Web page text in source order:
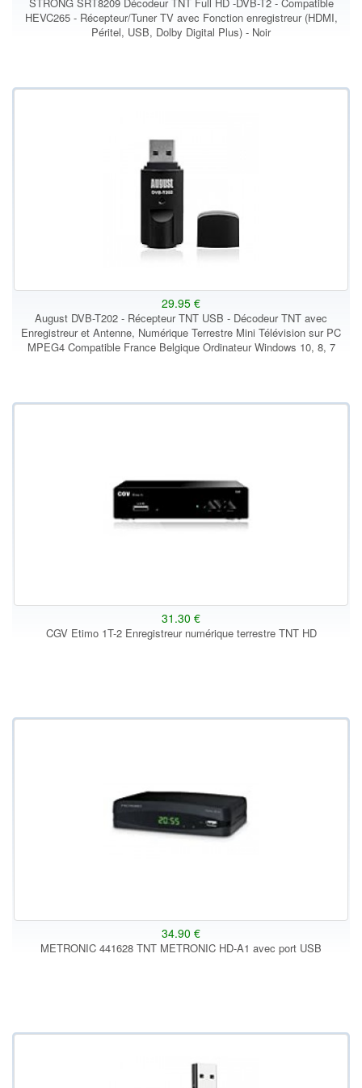
HEVC265 - Récepteur/Tuner TV avec Fonction enregistreur (HDMI,
Péritel, USB, Dolby Digital Plus) - Noir
29.95 €
August DVB-T202 - Récepteur TNT USB - Décodeur TNT avec
Enregistreur et Antenne, Numérique Terrestre Mini Télévision sur PC
MPEG4 Compatible France Belgique Ordinateur Windows 10, 8, 7
31.30 €
CGV Etimo 1T-2 Enregistreur numérique terrestre TNT HD
34.90 €
METRONIC 441628 TNT METRONIC HD-A1 avec port USB